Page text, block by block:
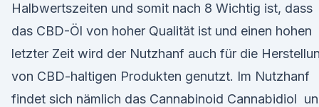
Halbwertszeiten und somit nach 8 Wichtig ist, dass
das CBD-Öl von hoher Qualität ist und einen hohen
letzter Zeit wird der Nutzhanf auch für die
von CBD-haltigen Produkten genutzt. Im Nutzhanf
findet sich nämlich das Cannabinoid Cannabidiol